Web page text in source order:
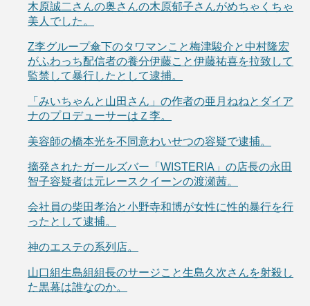
木原誠二さんの奥さんの木原郁子さんがめちゃくちゃ
美人でした。
Z李グループ傘下のタワマンこと梅津駿介と中村隆宏
がふわっち配信者の養分伊藤こと伊藤祐喜を拉致して
監禁して暴行したとして逮捕。
「みいちゃんと山田さん」の作者の亜月ねねとダイア
ナのプロデューサーはＺ李。
美容師の橋本光を不同意わいせつの容疑で逮捕。
摘発されたガールズバー「WISTERIA」の店長の永田
智子容疑者は元レースクイーンの渡瀬茜。
会社員の柴田孝治と小野寺和博が女性に性的暴行を行
ったとして逮捕。
神のエステの系列店。
山口組生島組組長のサージこと生島久次さんを射殺し
た黒幕は誰なのか。